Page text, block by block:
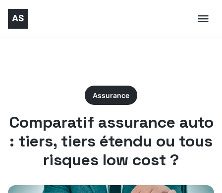
Assurance
Comparatif assurance auto
: tiers, tiers étendu ou tous
risques low cost ?